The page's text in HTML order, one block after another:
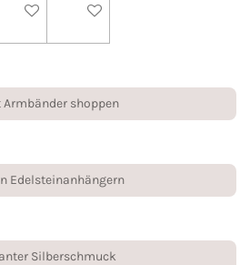
In den WarenkorbIn den Warenkorb
Armbänder shoppen
Edelsteinanhängern
Silberschmuck